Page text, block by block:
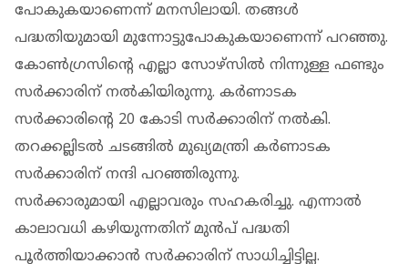
പോകുകയാണെന്ന് മനസിലായി. തങ്ങള്‍
പദ്ധതിയുമായി മുന്നോട്ടുപോകുകയാണെന്ന് പറഞ്ഞു.
കോണ്‍ഗ്രസിന്റെ എല്ലാ സോഴ്‌സില്‍ നിന്നുള്ള ഫണ്ടും
സര്‍ക്കാരിന് നല്‍കിയിരുന്നു. കര്‍ണാടക
സര്‍ക്കാരിന്റെ 20 കോടി സര്‍ക്കാരിന് നല്‍കി.
തറക്കല്ലിടല്‍ ചടങ്ങില്‍ മുഖ്യമന്ത്രി കര്‍ണാടക
സര്‍ക്കാരിന് നന്ദി പറഞ്ഞിരുന്നു.
സര്‍ക്കാരുമായി എല്ലാവരും സഹകരിച്ചു. എന്നാല്‍
കാലാവധി കഴിയുന്നതിന് മുന്‍പ് പദ്ധതി
പൂര്‍ത്തിയാക്കാന്‍ സര്‍ക്കാരിന് സാധിച്ചിട്ടില്ല.